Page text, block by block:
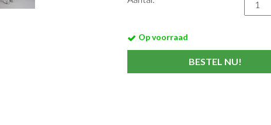
Op voorraad